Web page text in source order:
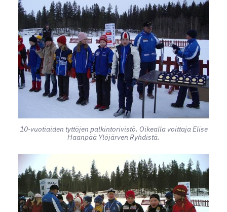
10-vuotiaiden tyttöjen palkintorivistö. Oikealla voittaja Elise
Haanpää Ylöjärven Ryhdistä.